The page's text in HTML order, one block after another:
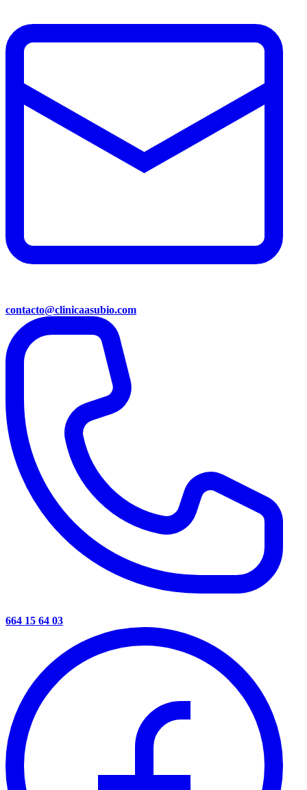
contacto@clinicaasubio.com
664 15 64 03